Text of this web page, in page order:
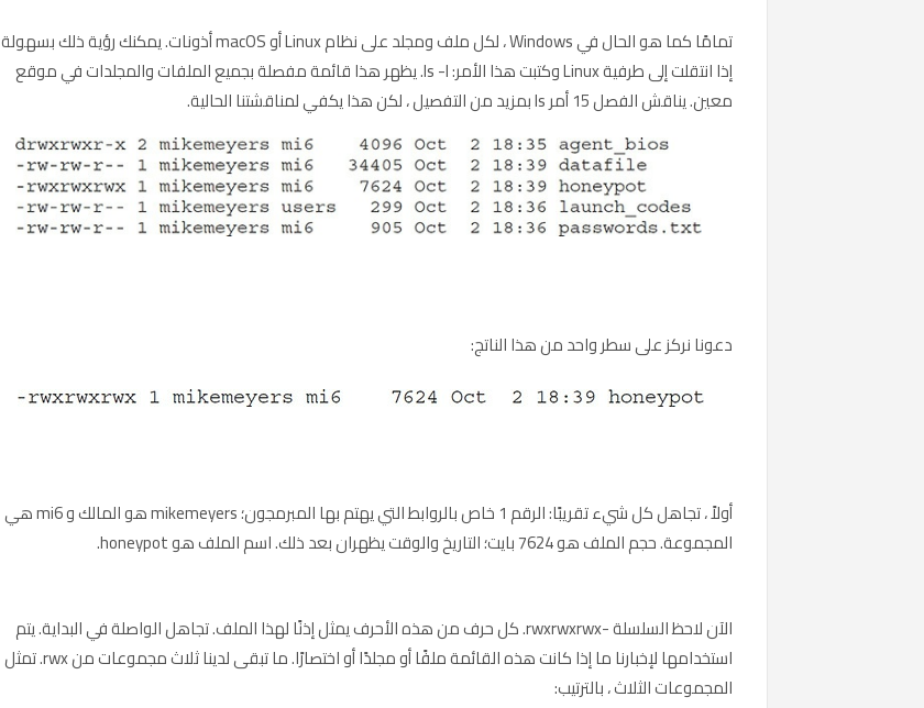
تمامًا كما هو الحال في Windows ، لكل ملف ومجلد على نظام Linux أو macOS أذونات. يمكنك رؤية ذلك بسهولة
إذا انتقلت إلى طرفية Linux وكتبت هذا الأمر: ls -l. يظهر هذا قائمة مفصلة بجميع الملفات والمجلدات في موقع
معين. يناقش الفصل 15 أمر ls بمزيد من التفصيل ، لكن هذا يكفي لمناقشتنا الحالية.
دعونا نركز على سطر واحد من هذا الناتج:
أولاً ، تجاهل كل شيء تقريبًا: الرقم 1 خاص بالروابط التي يهتم بها المبرمجون؛ mikemeyers هو المالك و mi6 هي
المجموعة. حجم الملف هو 7624 بايت؛ التاريخ والوقت يظهران بعد ذلك. اسم الملف هو honeypot.
الآن لاحظ السلسلة -rwxrwxrwx. كل حرف من هذه الأحرف يمثل إذنًا لهذا الملف. تجاهل الواصلة في البداية. يتم
استخدامها لإخبارنا ما إذا كانت هذه القائمة ملفًا أو مجلدًا أو اختصارًا. ما تبقى لدينا ثلاث مجموعات من rwx. تمثل
المجموعات الثلاث ، بالترتيب: